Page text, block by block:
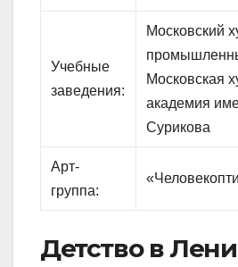
Учебные
заведения:
Московский
Московская
академия
Сурикова
Арт-
группа:
Детство в